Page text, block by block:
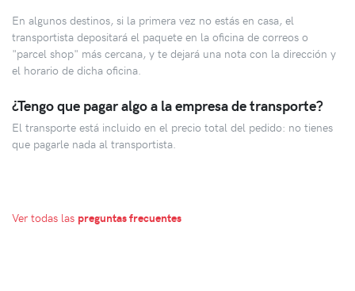
En algunos destinos, si la primera vez no estás en casa, el
transportista depositará el paquete en la oficina de correos o
"parcel shop" más cercana, y te dejará una nota con la dirección y
el horario de dicha oficina.
¿Tengo que pagar algo a la empresa de transporte?
El transporte está incluido en el precio total del pedido: no tienes
que pagarle nada al transportista.
Ver todas las preguntas frecuentes